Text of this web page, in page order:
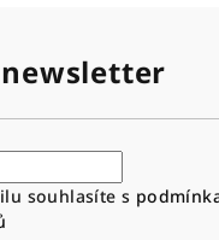
souhlasíte s